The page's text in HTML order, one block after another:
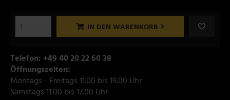
IN DEN WARENKORB
Telefon: +49 40 20 22 60 38
Öffnungszeiten:
Montags - Freitags 11.00 bis 19.00 Uhr
Samstags 11.00 bis 17.00 Uhr